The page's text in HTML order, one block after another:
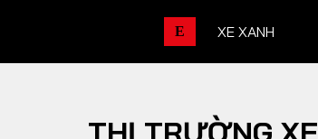
E XE XANH
THỊ TRƯỜNG XE